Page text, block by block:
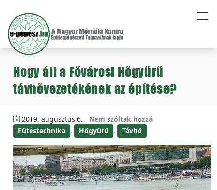
Hogy áll a Fővárosi Hőgyűrű
távhővezetékének az építése?
2019. augusztus 6.
Nem szóltak hozzá
Fűtéstechnika , Hőgyűrű , Távhő